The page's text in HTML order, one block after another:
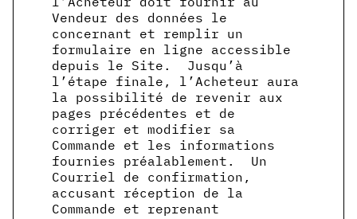
Vendeur des données le
concernant et remplir un
formulaire en ligne accessible
depuis le Site. Jusqu’à
l’étape finale, l’Acheteur aura
la possibilité de revenir aux
pages précédentes et de
corriger et modifier sa
Commande et les informations
fournies préalablement. Un
Courriel de confirmation,
accusant réception de la
Commande et reprenant